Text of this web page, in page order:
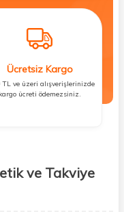
Ücretsiz Kargo
TL ve üzeri alışverişlerinizde
kargo ücreti ödemezsiniz.
ve Takviye